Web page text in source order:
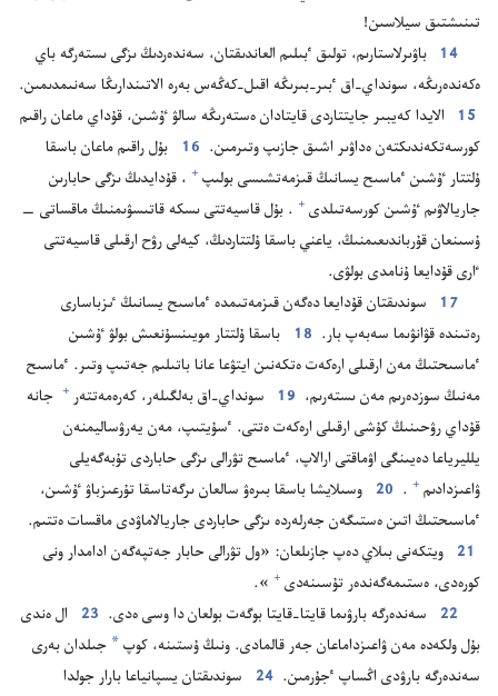
تىنىشتىق سيلاسىن!‏
14
باۋىرلاستارىم،‏ تولىق ٴ‌بىلىم العاندىقتان،‏ سە‌ندە‌ردىڭ ىزگى ىستە‌رگە باي
ە‌كە‌ندە‌رىڭە،‏ سونداي-‏اق ٴ‌بىر-‏بىرىڭە اقىل-‏كە‌ڭە‌س بە‌رە الاتىندارىڭا سە‌نىمدىمىن.‏
15
الايدا كە‌يبىر جايتتاردى قايتادان ە‌ستە‌رىڭە سالۋ ٷشىن،‏ قۇ‌داي ماعان راقىم
كورسە‌تكە‌ندىكتە‌ن ە‌داۋىر اشىق جازىپ وتىرمىن.‏ 16
بۇ‌ل راقىم ماعان باسقا
ۇ‌لتتار ٷشىن ٴ‌ماسىح يسانىڭ قىزمە‌تشىسى بولىپ⁠ + ‏،‏ قۇ‌دايدىڭ ىزگى حابارىن
جاريالاۋىم ٷشىن كورسە‌تىلدى⁠ + ‏.‏ بۇ‌ل قاسيە‌تتى ىسكە قاتىسۋىمنىڭ ماقساتى —‏
ۇ‌سىنعان قۇ‌رباندىعىمنىڭ،‏ ياعني باسقا ۇ‌لتتاردىڭ،‏ كيە‌لى رۋح ارقىلى قاسيە‌تتى
ٵرى قۇ‌دايعا ۇ‌نامدى بولۋى.‏
17
سوندىقتان قۇ‌دايعا دە‌گە‌ن قىزمە‌تىمدە ٴ‌ماسىح يسانىڭ ٸزباسارى
رە‌تىندە قۋانۋىما سە‌بە‌پ بار.‏ 18
باسقا ۇ‌لتتار مويىنسۇ‌نعىش بولۋ ٷشىن
ٴ‌ماسىحتىڭ مە‌ن ارقىلى ارە‌كە‌ت ە‌تكە‌نىن ايتۋعا عانا باتىلىم جە‌تىپ وتىر.‏ ٴ‌ماسىح
مە‌نىڭ سوزدە‌رىم مە‌ن ىستە‌رىم،‏ 19 سونداي-‏اق بە‌لگىلە‌ر،‏ كە‌رە‌مە‌تتە‌ر⁠ + جانە
قۇ‌داي رۋحىنىڭ كۇ‌شى ارقىلى ارە‌كە‌ت ە‌تتى.‏ ٴ‌سۇ‌يتىپ،‏ مە‌ن يە‌رۋساليمنە‌ن
يلليرياعا دە‌يىنگى اۋماقتى ارالاپ،‏ ٴ‌ماسىح تۋرالى ىزگى حاباردى تۇ‌بە‌گە‌يلى
ۋاعىزدادىم⁠ +
‏.‏
20
وسىلايشا باسقا بىرە‌ۋ سالعان ىرگە‌تاسقا تۇ‌رعىزباۋ ٷشىن،‏
ٴ‌ماسىحتىڭ اتىن ە‌ستىگە‌ن جە‌رلە‌ردە ىزگى حاباردى جاريالاماۋدى ماقسات ە‌تتىم.‏
21
ويتكە‌نى بىلاي دە‌پ جازىلعان:‏ «ول تۋرالى حابار جە‌تپە‌گە‌ن ادامدار ونى
كورە‌دى،‏ ە‌ستىمە‌گە‌ندە‌ر تۇ‌سىنە‌دى⁠ +
‏».‏
22
سە‌ندە‌رگە بارۋىما قايتا-‏قايتا بوگە‌ت بولعان دا وسى ە‌دى.‏ 23
ال ە‌ندى
بۇ‌ل ولكە‌دە مە‌ن ۋاعىزداماعان جە‌ر قالمادى.‏ ونىڭ ۇ‌ستىنە،‏ كوپ * جىلدان بە‌رى
سە‌ندە‌رگە بارۋدى اڭساپ ٴ‌جۇ‌رمىن.‏ 24
سوندىقتان يسپانياعا بارار جولدا